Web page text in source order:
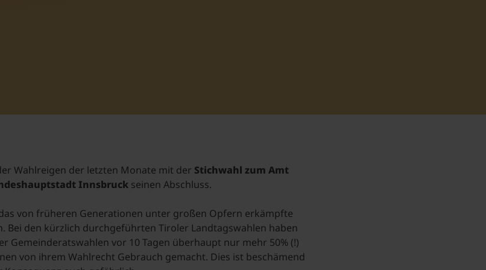
Wahlreigen der letzten Monate mit der Stichwahl zum Amt
Innsbruck seinen Abschluss.
von früheren Generationen unter großen Opfern erkämpfte
Bei den kürzlich durchgeführten Tiroler Landtagswahlen haben
Gemeinderatswahlen vor 10 Tagen überhaupt nur mehr 50% (!)
von ihrem Wahlrecht Gebrauch gemacht. Dies ist beschämend